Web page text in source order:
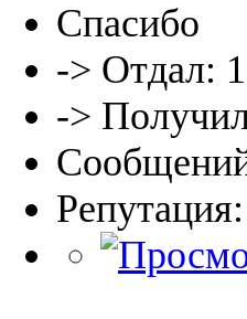
Спасибо
-> Отдал: 1
->